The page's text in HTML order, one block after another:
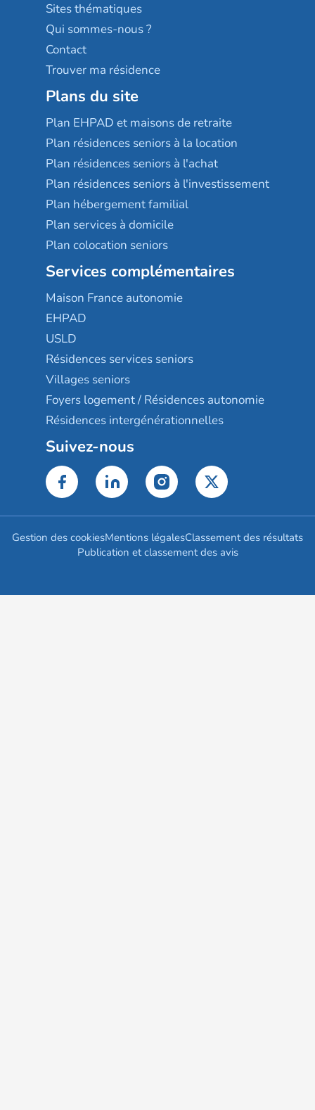
Sites thématiques
Qui sommes-nous ?
Contact
Trouver ma résidence
Plans du site
Plan EHPAD et maisons de retraite
Plan résidences seniors à la location
Plan résidences seniors à l'achat
Plan résidences seniors à l'investissement
Plan hébergement familial
Plan services à domicile
Plan colocation seniors
Services complémentaires
Maison France autonomie
EHPAD
USLD
Résidences services seniors
Villages seniors
Foyers logement / Résidences autonomie
Résidences intergénérationnelles
Suivez-nous
Gestion des cookiesMentions légalesClassement des résultats
Publication et classement des avis